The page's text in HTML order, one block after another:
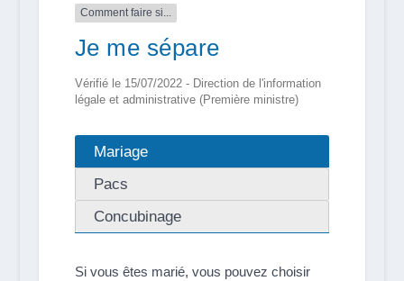
Comment faire si...
Je me sépare
Vérifié le 15/07/2022 - Direction de l'information
légale et administrative (Première ministre)
Mariage
Pacs
Concubinage
Si vous êtes marié, vous pouvez choisir